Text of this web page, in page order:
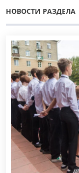
НОВОСТИ РАЗДЕЛА